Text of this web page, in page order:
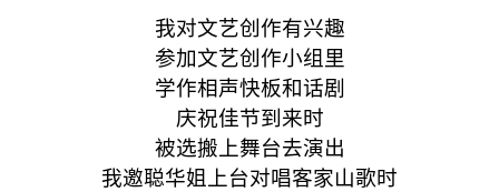
我对文艺创作有兴趣
参加文艺创作小组里
学作相声快板和话剧
庆祝佳节到来时
被选搬上舞台去演出
我邀聪华姐上台对唱客家山歌时